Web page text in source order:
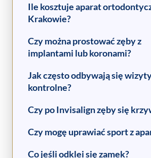
Ile kosztuje aparat
Krakowie?
Czy można prostować zęby z
implantami lub koronami?
Jak często odbywają się
kontrolne?
Czy po Invisalign zęby się
Czy mogę uprawiać sport z
Co jeśli odklei się zamek?